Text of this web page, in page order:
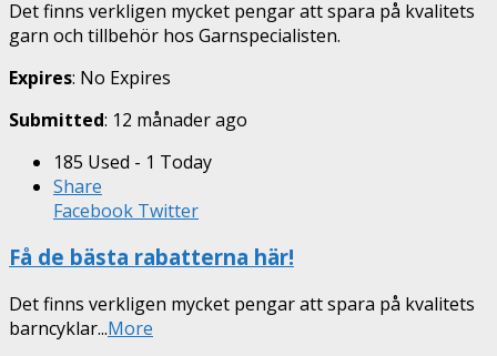
Det finns verkligen mycket pengar att spara på kvalitets
garn och tillbehör hos Garnspecialisten.
Expires: No Expires
Submitted: 12 månader ago
185 Used - 1 Today
Share
Facebook Twitter
Få de bästa rabatterna här!
Det finns verkligen mycket pengar att spara på kvalitets
barncyklar...More